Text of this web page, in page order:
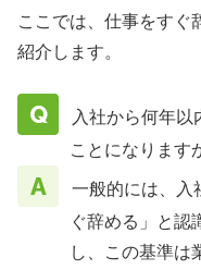
ここでは、仕事をすぐ
紹介します。
入社から何年以
ことになります
一般的には、入
ぐ辞める」と認
し、この基準は